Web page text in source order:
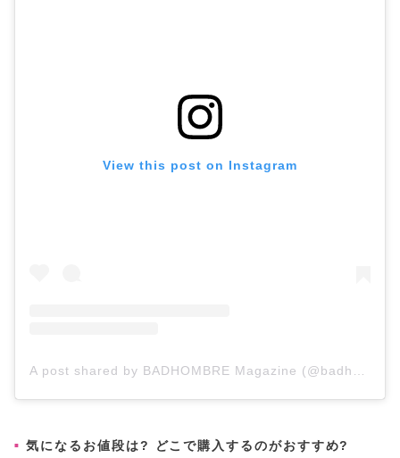
View this post on Instagram
気になるお値段は? どこで購入するのがおすすめ?